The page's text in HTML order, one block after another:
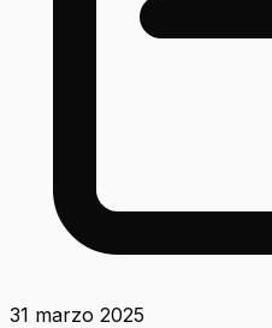
31 marzo 2025